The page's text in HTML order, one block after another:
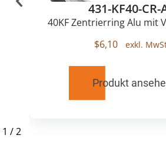
431-KF40-CR-
40KF Zentrierring Alu mit
$6,10
Produkt
1 /2